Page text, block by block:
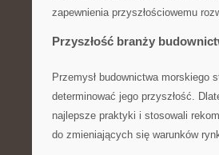
zapewnienia przyszłościowemu
Przyszłość branży
Przemysł ‌budownictwa morskiego
determinować​ jego przyszłość.
najlepsze praktyki i stosowali⁢
do zmieniających się warunków